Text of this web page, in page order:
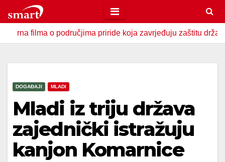
to
contento područjima priride koja zavrjeđuju zaštitu države U
DOGAĐAJI MLADI
Mladi iz triju država
zajednički istražuju
kanjon Komarnice